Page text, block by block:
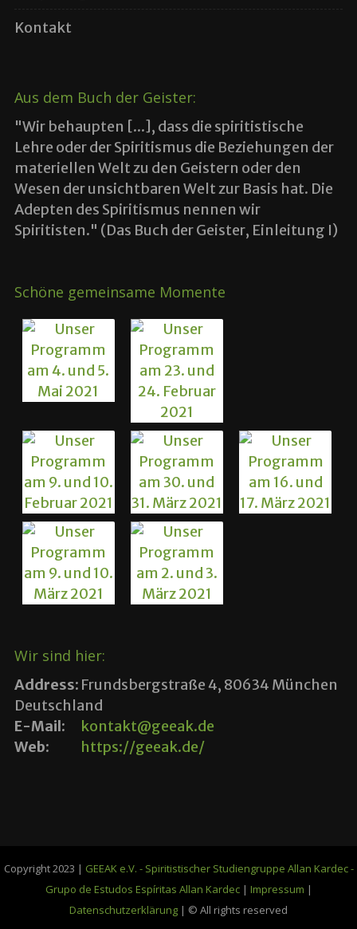
Kontakt
Aus dem Buch der Geister:
"Wir behaupten [...], dass die spiritistische
Lehre oder der Spiritismus die Beziehungen der
materiellen Welt zu den Geistern oder den
Wesen der unsichtbaren Welt zur Basis hat. Die
Adepten des Spiritismus nennen wir
Spiritisten." (Das Buch der Geister, Einleitung I)
Schöne gemeinsame Momente
Wir sind hier:
Address:Frundsbergstraße 4, 80634 München
Deutschland
E-Mail:
kontakt@geeak.de
Web:
https://geeak.de/
Copyright 2023 | GEEAK e.V. - Spiritistischer Studiengruppe Allan Kardec -
Grupo de Estudos Espíritas Allan Kardec| Impressum |
Datenschutzerklärung | © All rights reserved